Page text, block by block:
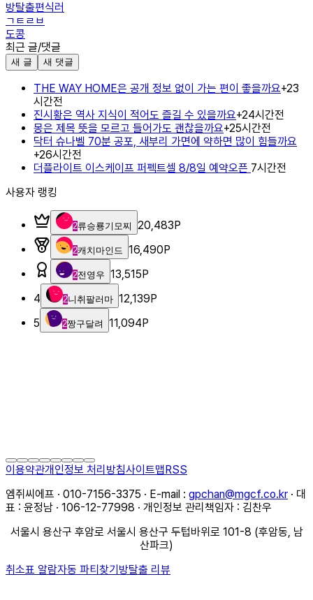
방탈출편식러
ㄱㅌㄹㅂ
도콩
최근 글/댓글
새 글 새 댓글
THE WAY HOME은 공개 정보 없이 가는 편이 좋을까요+23
시간전
진시황은 역사 지식이 적어도 즐길 수 있을까요+24시간전
몽은 제목 뜻을 모르고 들어가도 괜찮을까요+25시간전
닥터 슈나벨 70분 공포, 새부리 가면에 약하면 많이 힘들까요
+26시간전
더플라이트 이스케이프 퍼펙트셀 8/8일 예약오픈 7시간전
사용자 랭킹
2류승룡기모찌 20,483P
2캐치마인드 16,490P
2전영우 13,515P
4
2니취팔러마 12,139P
5
2짱구달려 11,094P
이용약관개인정보 처리방침사이트맵RSS
엠쥐씨에프 · 010-7156-3375 · E-mail : gpchan@mgcf.co.kr · 대
표 : 윤정남 · 106-12-77998 · 개인정보 관리책임자 : 김찬우
서울시 용산구 후암로 서울시 용산구 두텁바위로 101-8 (후암동, 남
산파크)
취소표 알람자동 파티찾기방탈출 리뷰